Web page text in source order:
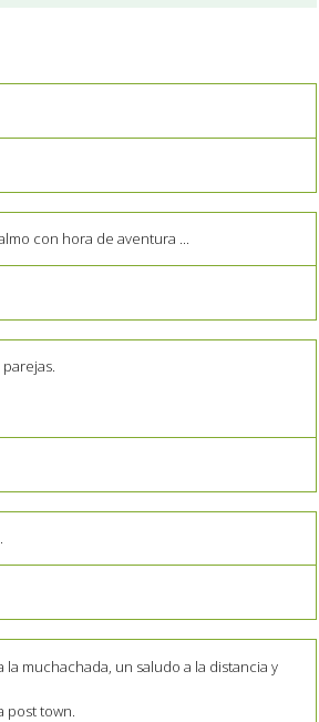
con hora de aventura ...
la muchachada, un saludo a la distancia y
post town.